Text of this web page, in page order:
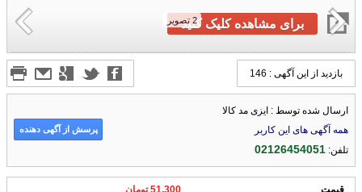
2 تصویربرای مشاهده کلیک کنید
بازدید از این آگهی : 146
ارسال شده توسط : ایزی مد کالا
همه آگهی های این کاربر
تلفن:02126454051
پرسش از آگهی دهنده